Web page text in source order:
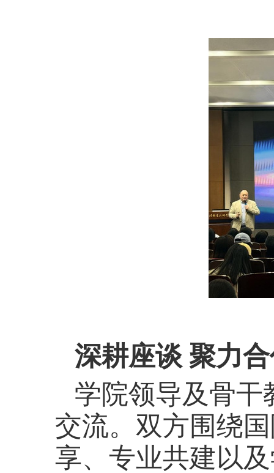
深耕座谈 聚力
学院领导及骨干
交流。双方围绕
享、专业共建以